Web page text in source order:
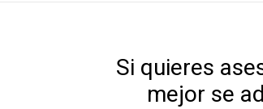
Si quieres
mejor se